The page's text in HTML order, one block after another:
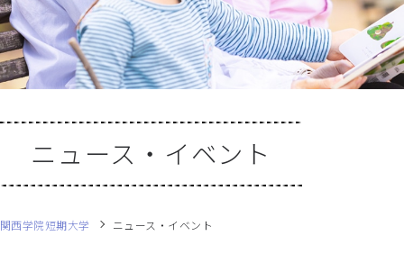
ニュース・イベント
関西学院短期大学 ニュース・イベント